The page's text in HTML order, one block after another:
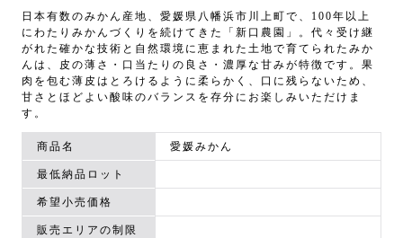
日本有数のみかん産地、愛媛県八幡浜市川上町で、100年以上
にわたりみかんづくりを続けてきた「新口農園」。代々受け継
がれた確かな技術と自然環境に恵まれた土地で育てられたみか
んは、皮の薄さ・口当たりの良さ・濃厚な甘みが特徴です。果
肉を包む薄皮はとろけるように柔らかく、口に残らないため、
甘さとほどよい酸味のバランスを存分にお楽しみいただけま
す。
商品名 愛媛みかん
最低納品ロット
希望小売価格
販売エリアの制限